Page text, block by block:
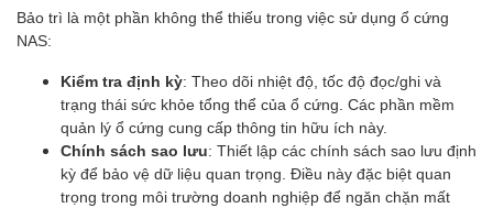
Bảo trì là một phần không thể thiếu trong việc sử dụng ổ cứng
NAS:
Kiểm tra định kỳ: Theo dõi nhiệt độ, tốc độ đọc/ghi và
trạng thái sức khỏe tổng thể của ổ cứng. Các phần mềm
quản lý ổ cứng cung cấp thông tin hữu ích này.
Chính sách sao lưu: Thiết lập các chính sách sao lưu định
kỳ để bảo vệ dữ liệu quan trọng. Điều này đặc biệt quan
trọng trong môi trường doanh nghiệp để ngăn chặn mất